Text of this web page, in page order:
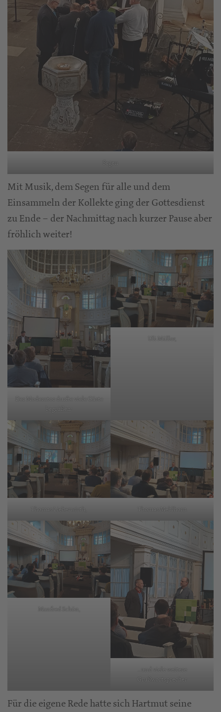
Segen
Mit Musik, dem Segen für alle und dem
Einsammeln der Kollekte ging der Gottesdienst
zu Ende – der Nachmittag nach kurzer Pause aber
fröhlich weiter!
Der Moderator durfte viele Gäste
begrüßen:
Uli Müller,
Thomas Lieberwirth, Thomas Mehlhorn
Manfred Schön,
.. und viele weitere
Grußwortsprecher
Für die eigene Rede hatte sich Hartmut seine